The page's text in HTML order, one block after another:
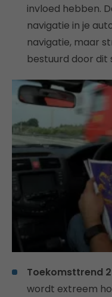
invloed hebben.
navigatie in je
navigatie, maar
bestuurd door dit
Toekomsttrend
wordt extreem